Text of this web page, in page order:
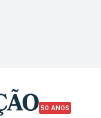
50 ANOS